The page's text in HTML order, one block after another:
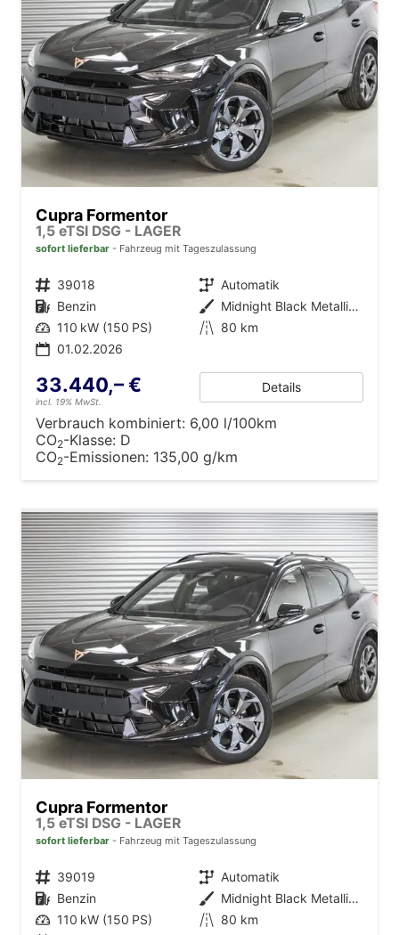
Cupra Formentor
1,5 eTSI DSG - LAGER
sofort lieferbar Fahrzeug mit Tageszulassung
Fahrzeugnr. 39018 Getriebe Automatik
Kraftstoff Benzin Außenfarbe
Midnight Black Metallic (0E)
Leistung 110 kW (150 PS) Kilometerstand 80 km
01.02.2026
33.440,– €
incl. 19% MwSt.
Details
Verbrauch kombiniert: 6,00 l/100km
CO2-Klasse: D
CO2-Emissionen: 135,00 g/km
Cupra Formentor
1,5 eTSI DSG - LAGER
sofort lieferbar Fahrzeug mit Tageszulassung
Fahrzeugnr. 39019 Getriebe Automatik
Kraftstoff Benzin Außenfarbe
Midnight Black Metallic (0E)
Leistung 110 kW (150 PS) Kilometerstand 80 km